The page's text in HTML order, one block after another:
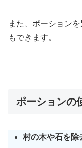
また、ポーション
もできます。
ポーションの
村の木や石を除